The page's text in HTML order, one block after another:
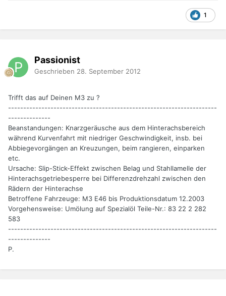
1
Passionist
Geschrieben 28. September 2012
Trifft das auf Deinen M3 zu ?
---------------------------------------------------------------------
--------------
Beanstandungen: Knarzgeräusche aus dem Hinterachsbereich
während Kurvenfahrt mit niedriger Geschwindigkeit, insb. bei
Abbiegevorgängen an Kreuzungen, beim rangieren, einparken
etc.
Ursache: Slip-Stick-Effekt zwischen Belag und Stahllamelle der
Hinterachsgetriebesperre bei Differenzdrehzahl zwischen den
Rädern der Hinterachse
Betroffene Fahrzeuge: M3 E46 bis Produktionsdatum 12.2003
Vorgehensweise: Umölung auf Spezialöl Teile-Nr.: 83 22 2 282
583
---------------------------------------------------------------------
--------------
P.